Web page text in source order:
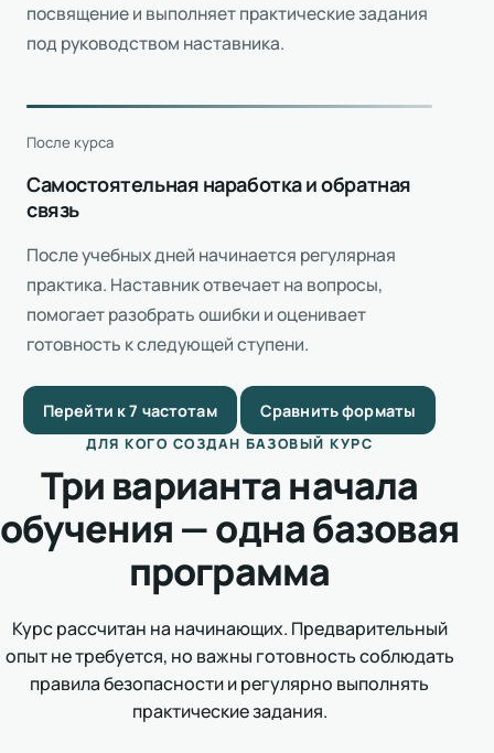
посвящение и выполняет практические задания
под руководством наставника.
После курса
Самостоятельная наработка и обратная
связь
После учебных дней начинается регулярная
практика. Наставник отвечает на вопросы,
помогает разобрать ошибки и оценивает
готовность к следующей ступени.
Перейти к 7 частотам Сравнить форматы
ДЛЯ КОГО СОЗДАН БАЗОВЫЙ КУРС
Три варианта начала
обучения — одна базовая
программа
Курс рассчитан на начинающих. Предварительный
опыт не требуется, но важны готовность соблюдать
правила безопасности и регулярно выполнять
практические задания.